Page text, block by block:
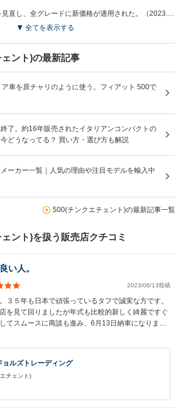
全てを表示する
ント)の最新記事
車を原チャリのように使う。フィアット 500で
了。約16年販売されたイタリアンコンパクトの
どうなってる？ 買い方・選び方も解説
ーカー一覧｜人気の理由や注目モデルを輸入中
500(チンクエチェント)の最新記事一覧
ント)を扱う販売店クチコミ
い人。
2023/06/13投稿
３５年も日本で頑張っているタフで誠実な方です。
を見て回りましたが年式も比較的新しく綺麗ですぐ
てスムースに商談も進み、6月13日納車になりまし
、小さくてかわいいので、とても気に入っていま
ョルズトレーディング
チェント)